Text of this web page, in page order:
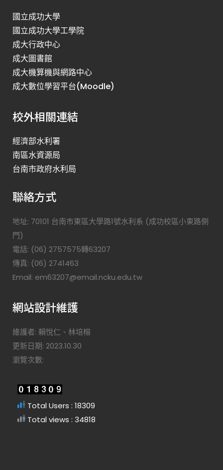
國立成功大學
國立成功大學工學院
成大行政中心
成大圖書館
成大機算機與網路中心
成大數位學習平台(Moodle)
校外相關連結
經濟部水利署
南區水資源局
台南市政府水利局
聯絡方式
地址: 70101 台南市東區大學路1號水利系 (成功校區小東路側
門)
電話: (06) 2757575轉63207
傳真: (06) 2741463
Email: em63207@email.ncku.edu.tw
網站設計維護
維護者: 賴悅仁、林培榕
更新日期: 2023.10.30
瀏覽次數:
Total Users : 18309
Total views : 34818